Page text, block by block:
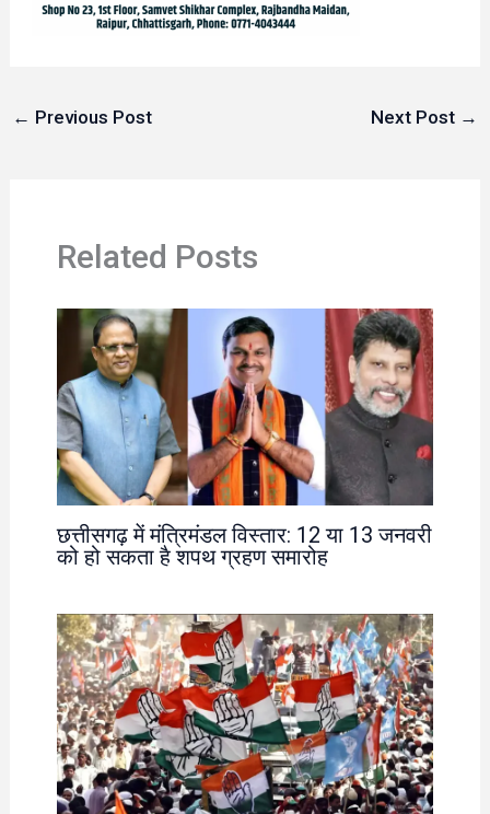
← Previous Post Next Post →
Related Posts
छत्तीसगढ़ में मंत्रिमंडल विस्तार: 12 या 13 जनवरी
को हो सकता है शपथ ग्रहण समारोह